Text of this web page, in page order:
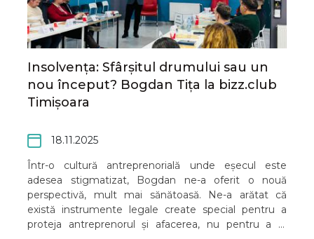
Insolvența: Sfârșitul drumului sau un
nou început? Bogdan Tița la bizz.club
Timișoara
18.11.2025
Într-o cultură antreprenorială unde eșecul este
adesea stigmatizat, Bogdan ne-a oferit o nouă
perspectivă, mult mai sănătoasă. Ne-a arătat că
există instrumente legale create special pentru a
proteja antreprenorul și afacerea, nu pentru a le